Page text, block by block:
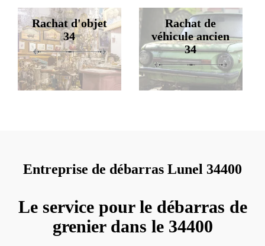
Rachat d'objet
34
Rachat de
véhicule ancien
34
Entreprise de débarras Lunel 34400
Le service pour le débarras de
grenier dans le 34400